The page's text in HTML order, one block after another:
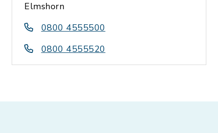
Elmshorn
0800 4555500
0800 4555520